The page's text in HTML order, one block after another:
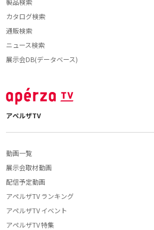
カタログ検索
通販検索
ニュース検索
展示会DB(データベース)
アペルザTV
動画一覧
展示会取材動画
配信予定動画
アペルザTV ランキング
アペルザTV イベント
アペルザTV 特集